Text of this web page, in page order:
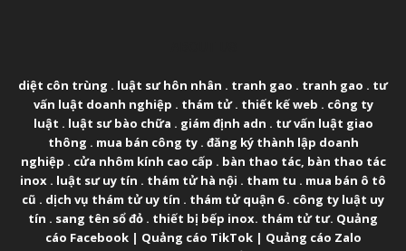
diệt côn trùng . luật sư hôn nhân . tranh gao . tranh gao . tư
vấn luật doanh nghiệp . thám tử. thiết kế web . công ty
luật . luật sư bào chữa . giám định adn . tư vấn luật giao
thông . mua bán công ty. đăng ký thành lập doanh
nghiệp . cửa nhôm kính cao cấp . bàn thao tác, bàn thao tác
inox . luật sư uy tín . thám tử hà nội . tham tu . mua bán ô tô
cũ . dịch vụ thám tử uy tín . thám tử quận 6. công ty luật uy
tín . sang tên sổ đỏ . thiết bị bếp inox. thám tử tư. Quảng
cáo Facebook| Quảng cáo TikTok| Quảng cáo Zalo